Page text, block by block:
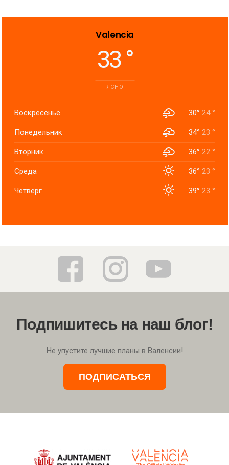
Valencia
33 °
ЯСНО
Воскресенье 30° 24 °
Понедельник 34° 23 °
Вторник 36° 22 °
Среда 36° 23 °
Четверг 39° 23 °
Подпишитесь на наш блог!
Не упустите лучшие планы в Валенсии!
ПОДПИСАТЬСЯ